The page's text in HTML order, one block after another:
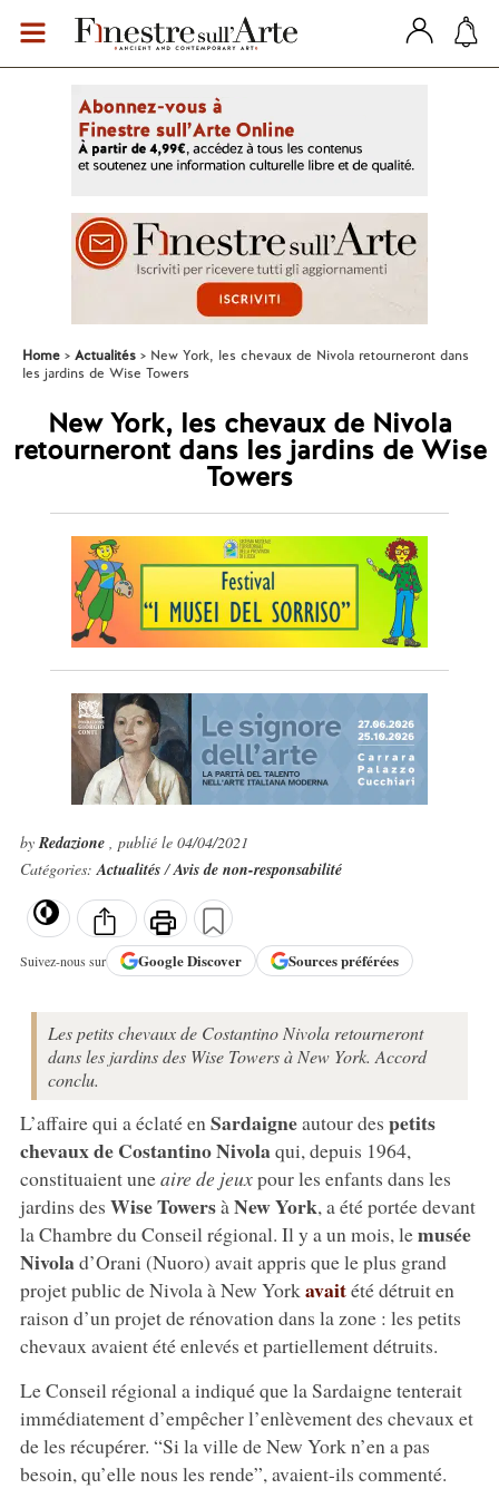
Home Actualités
New York, les chevaux de Nivola retourneront dans
les jardins de Wise Towers
New York, les chevaux de Nivola
retourneront dans les jardins de Wise
Towers
byRedazione , publié le 04/04/2021
Catégories:Actualités/Avis de non-responsabilité
Suivez-nous sur GoogleDiscover Sources préférées
Les petits chevaux de Costantino Nivola retourneront
dans les jardins des Wise Towers à New York. Accord
conclu.
L’affaire qui a éclaté enSardaigneautour des petits
chevaux de Costantino Nivolaqui, depuis 1964,
constituaient uneaire de jeuxpour les enfants dans les
jardins des Wise Towersà New York, a été portée devant
la Chambre du Conseil régional. Il y a un mois, lemusée
Nivolad’Orani (Nuoro) avait appris que le plus grand
projet public de Nivola à New York avaitété détruit en
raison d’un projet de rénovation dans la zone : les petits
chevaux avaient été enlevés et partiellement détruits.
Le Conseil régional a indiqué que la Sardaigne tenterait
immédiatement d’empêcher l’enlèvement des chevaux et
de les récupérer. “Si la ville de New York n’en a pas
besoin, qu’elle nous les rende”, avaient-ils commenté.